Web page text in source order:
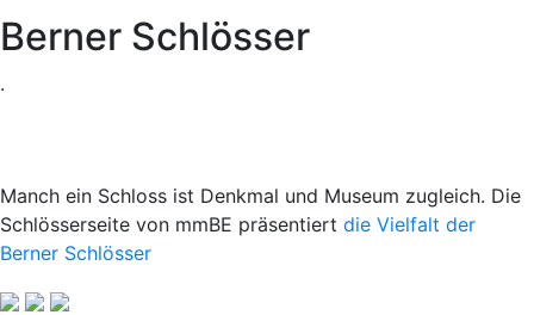
Berner Schlösser
.
Manch ein Schloss ist Denkmal und Museum zugleich. Die
Schlösserseite von mmBE präsentiert die Vielfalt der
Berner Schlösser